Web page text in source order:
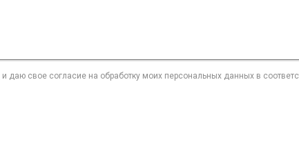
и даю свое согласие на обработку моих персональных данных в